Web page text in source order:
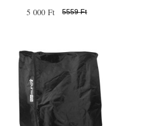
5 000 Ft 5559 Ft